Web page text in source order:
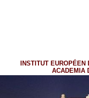
INSTITUT EUROPÉEN
ACADEMIA